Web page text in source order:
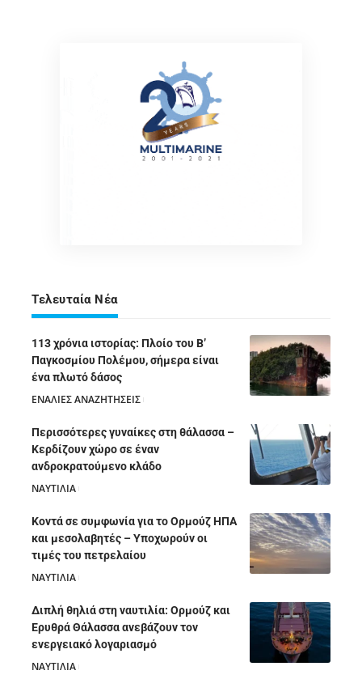
Τελευταία Νέα
113 χρόνια ιστορίας: Πλοίο του Β’
Παγκοσμίου Πολέμου, σήμερα είναι
ένα πλωτό δάσος
ΕΝΑΛΙΕΣ ΑΝΑΖΗΤΗΣΕΙΣ
Περισσότερες γυναίκες στη θάλασσα –
Κερδίζουν χώρο σε έναν
ανδροκρατούμενο κλάδο
ΝΑΥΤΙΛΙΑ
Κοντά σε συμφωνία για το Ορμούζ ΗΠΑ
και μεσολαβητές – Υποχωρούν οι
τιμές του πετρελαίου
ΝΑΥΤΙΛΙΑ
Διπλή θηλιά στη ναυτιλία: Ορμούζ και
Ερυθρά Θάλασσα ανεβάζουν τον
ενεργειακό λογαριασμό
ΝΑΥΤΙΛΙΑ